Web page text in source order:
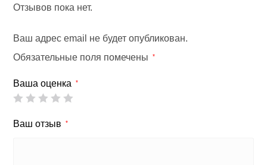
Отзывов пока нет.
Ваш адрес email не будет опубликован.
Обязательные поля помечены
*
Ваша оценка *
Ваш отзыв *